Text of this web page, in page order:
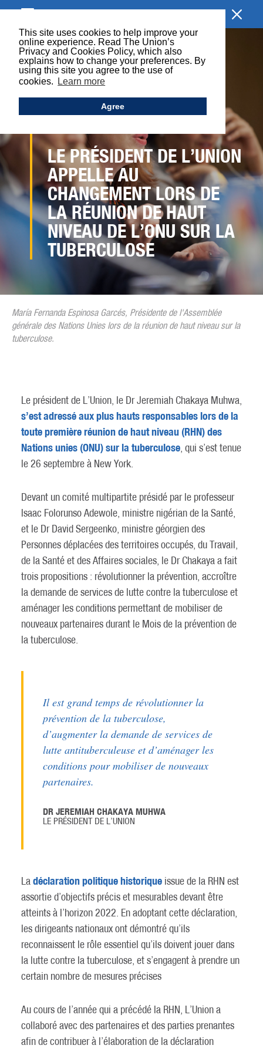
This site uses cookies to help improve your
online experience. Read The Union’s
Privacy and Cookies Policy, which also
explains how to change your preferences. By
using this site you agree to the use of
cookies.
Learn more
Agree
EXPLORER
LE PRÉSIDENT DE L’UNION
APPELLE AU
CHANGEMENT LORS DE
LA RÉUNION DE HAUT
NIVEAU DE L’ONU SUR LA
TUBERCULOSE
María Fernanda Espinosa Garcés, Présidente de l'Assemblée
générale des Nations Unies lors de la réunion de haut niveau sur la
tuberculose.
Le président de L’Union, le Dr Jeremiah Chakaya Muhwa,
s’est adressé aux plus hauts responsables lors de la
toute première réunion de haut niveau (RHN) des
Nations unies (ONU) sur la tuberculose, qui s’est tenue
le 26 septembre à New York.
Devant un comité multipartite présidé par le professeur
Isaac Folorunso Adewole, ministre nigérian de la Santé,
et le Dr David Sergeenko, ministre géorgien des
Personnes déplacées des territoires occupés, du Travail,
de la Santé et des Affaires sociales, le Dr Chakaya a fait
trois propositions : révolutionner la prévention, accroître
la demande de services de lutte contre la tuberculose et
aménager les conditions permettant de mobiliser de
nouveaux partenaires durant le Mois de la prévention de
la tuberculose.
Il est grand temps de révolutionner la
prévention de la tuberculose,
d’augmenter la demande de services de
lutte antituberculeuse et d’aménager les
conditions pour mobiliser de nouveaux
partenaires.
DR JEREMIAH CHAKAYA MUHWA
LE PRÉSIDENT DE L’UNION
La déclaration politique historiqueissue de la RHN est
assortie d’objectifs précis et mesurables devant être
atteints à l’horizon 2022. En adoptant cette déclaration,
les dirigeants nationaux ont démontré qu’ils
reconnaissent le rôle essentiel qu’ils doivent jouer dans
la lutte contre la tuberculose, et s’engagent à prendre un
certain nombre de mesures précises
Au cours de l’année qui a précédé la RHN, L’Union a
collaboré avec des partenaires et des parties prenantes
afin de contribuer à l’élaboration de la déclaration